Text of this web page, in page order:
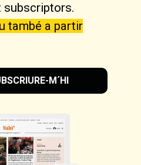
subscriptors.
també a partir
M´HI